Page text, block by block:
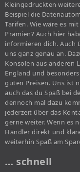
Kleingedruckten
Beispiel die
Tarifen. Wie wäre es
Prämien? Auch hier
informieren dich. Auch
uns ganz genau an.
Konsolen aus anderen
England und
guten Preisen. Uns ist
auch das du Spaß bei
dennoch mal dazu
jederzeit über das
gerne weiter. Wenn es
Händler direkt und
weiterhin Spaß am
… schnell